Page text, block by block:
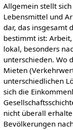
Allgemein stellt
Lebensmittel und
dar, das insgesamt
bestimmt ist:
lokal, besonders
unterschieden. Wo
Mieten
unterschiedlichen
sich die
nicht überall
Bevölkerungen